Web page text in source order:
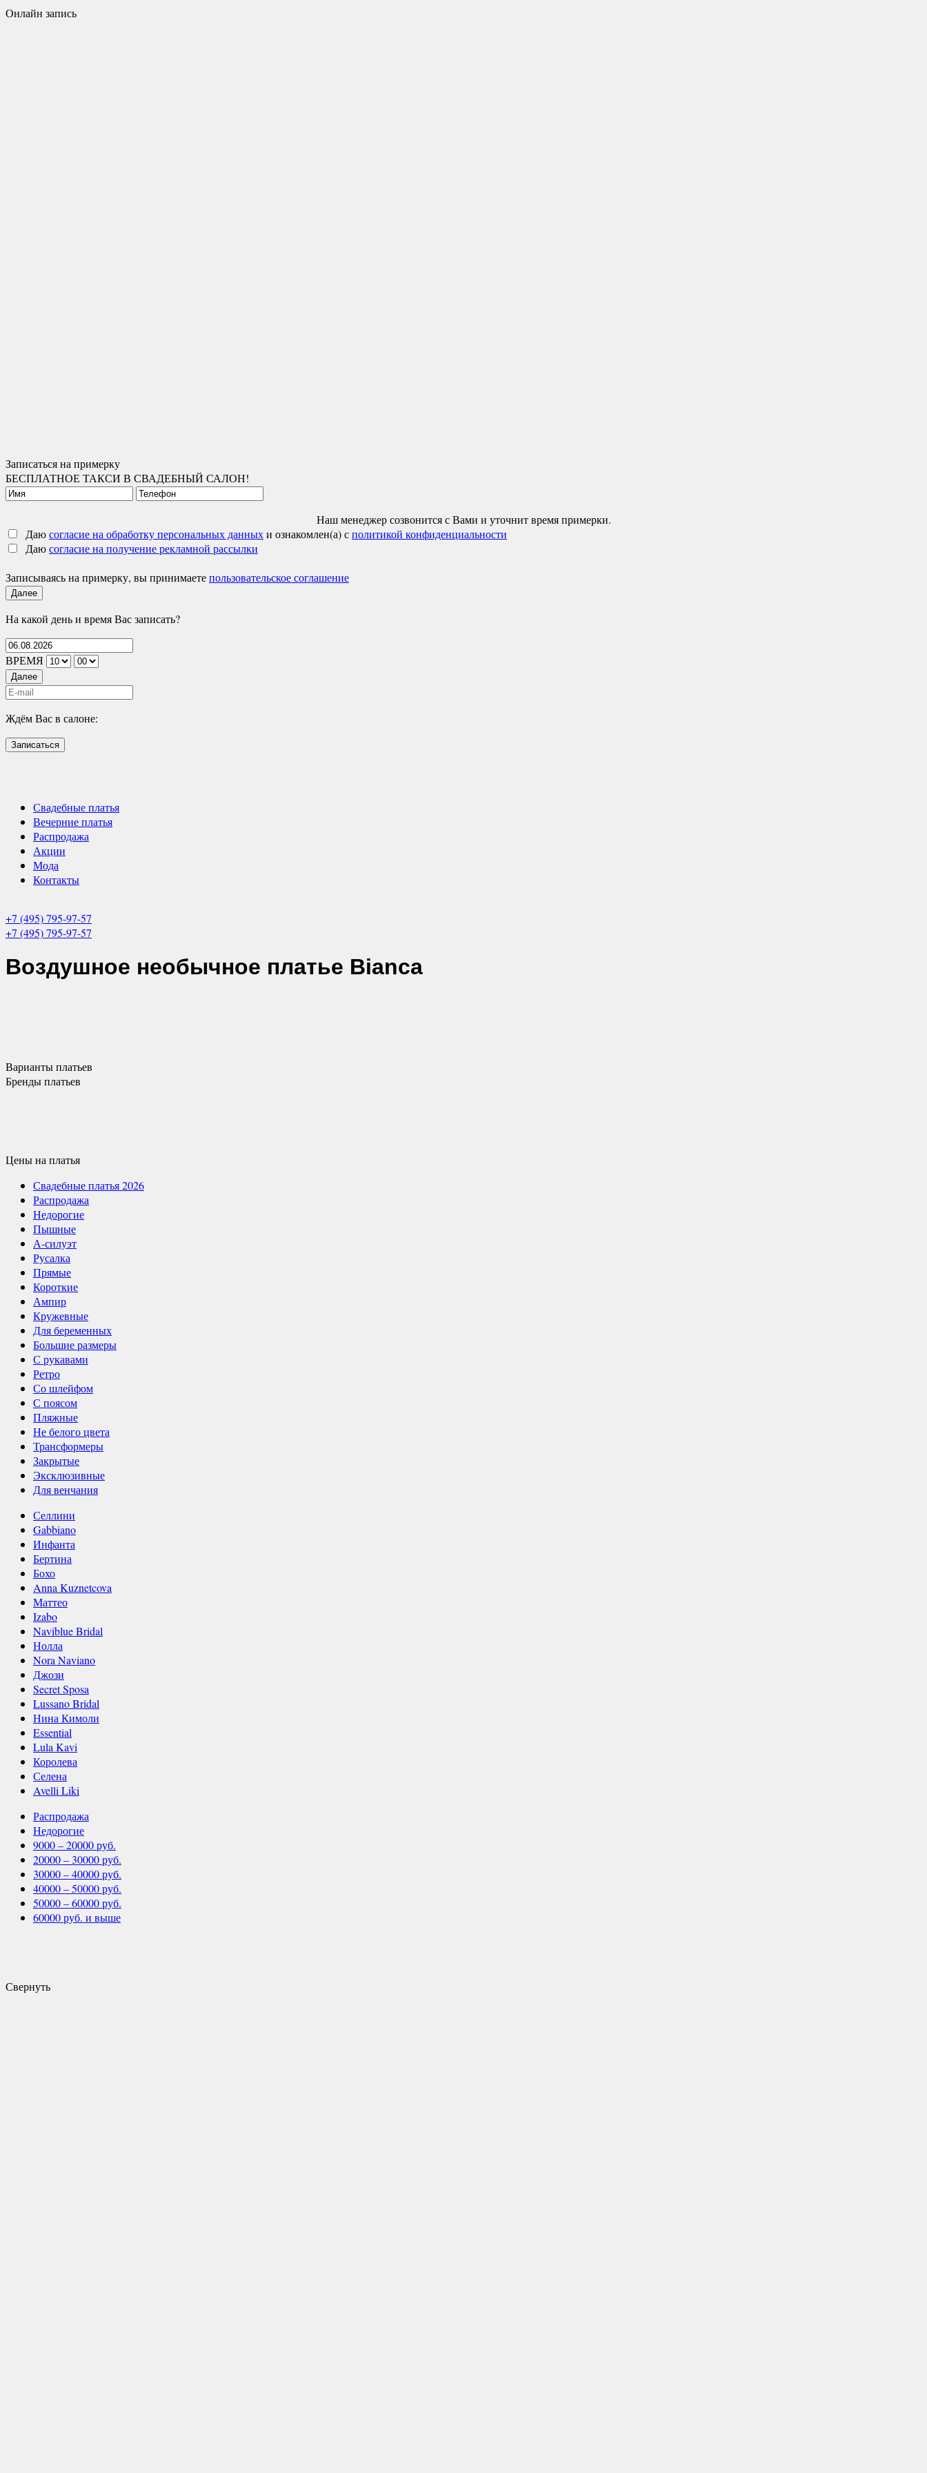
Онлайн запись
Записаться на примерку
БЕСПЛАТНОЕ ТАКСИ В СВАДЕБНЫЙ САЛОН!
Наш менеджер созвонится с Вами и уточнит время примерки.
Даюсогласие на обработку персональных данныхи ознакомлен(а) сполитикой конфиденциальности
Даюсогласие на получение рекламной рассылки
Записываясь на примерку, вы принимаетепользовательское соглашение
Далее
На какой день и время Вас записать?
ВРЕМЯ
Далее
Ждём Вас в салоне:
Записаться
Свадебные платья
Вечерние платья
Распродажа
Акции
Мода
Контакты
+7 (495) 795-97-57
+7 (495) 795-97-57
Воздушное необычное платье Bianca
Вариантыплатьев
Брендыплатьев
Ценына платья
Свадебные платья 2026
Распродажа
Недорогие
Пышные
А-силуэт
Русалка
Прямые
Короткие
Ампир
Кружевные
Для беременных
Большие размеры
С рукавами
Ретро
Со шлейфом
С поясом
Пляжные
Не белого цвета
Трансформеры
Закрытые
Эксклюзивные
Для венчания
Селлини
Gabbiano
Инфанта
Бертина
Бохо
Anna Kuznetcova
Маттео
Izabo
Naviblue Bridal
Нолла
Nora Naviano
Джози
Secret Sposa
Lussano Bridal
Нина Кимоли
Essential
Lula Kavi
Королева
Селена
Avelli Liki
Распродажа
Недорогие
9000 – 20000 руб.
20000 – 30000 руб.
30000 – 40000 руб.
40000 – 50000 руб.
50000 – 60000 руб.
60000 руб. и выше
Свернуть